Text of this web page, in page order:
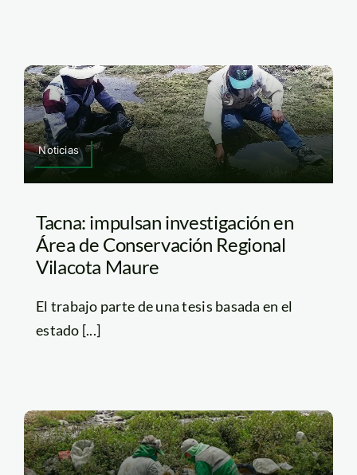
Noticias
Tacna: impulsan investigación en
Área de Conservación Regional
Vilacota Maure
El trabajo parte de una tesis basada en el
estado [...]